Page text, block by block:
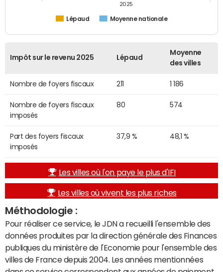
Lépaud Moyenne nationale
2025
Impôt sur le revenu 2025 Lépaud
Moyenne
des villes
Nombre de foyers fiscaux 211 1 186
Nombre de foyers fiscaux
imposés
80 574
Part des foyers fiscaux
imposés
37,9 % 48,1 %
Les villes où l'on paye le plus d'IFI
Les villes où vivent les plus riches
Méthodologie :
Pour réaliser ce service, le JDN a recueilli l'ensemble des
données produites par la direction générale des Finances
publiques du ministère de l'Economie pour l'ensemble des
villes de France depuis 2004. Les années mentionnées